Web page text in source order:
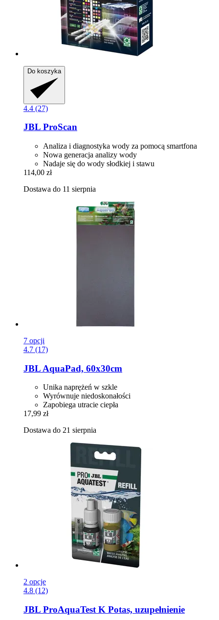
Do koszyka
4.4 (27)
JBL ProScan
Analiza i diagnostyka wody za pomocą smartfona
Nowa generacja analizy wody
Nadaje się do wody słodkiej i stawu
114,00 zł
Dostawa do 11 sierpnia
7 opcji
4.7 (17)
JBL AquaPad, 60x30cm
Unika naprężeń w szkle
Wyrównuje niedoskonałości
Zapobiega utracie ciepła
17,99 zł
Dostawa do 21 sierpnia
2 opcje
4.8 (12)
JBL ProAquaTest K Potas, uzupełnienie